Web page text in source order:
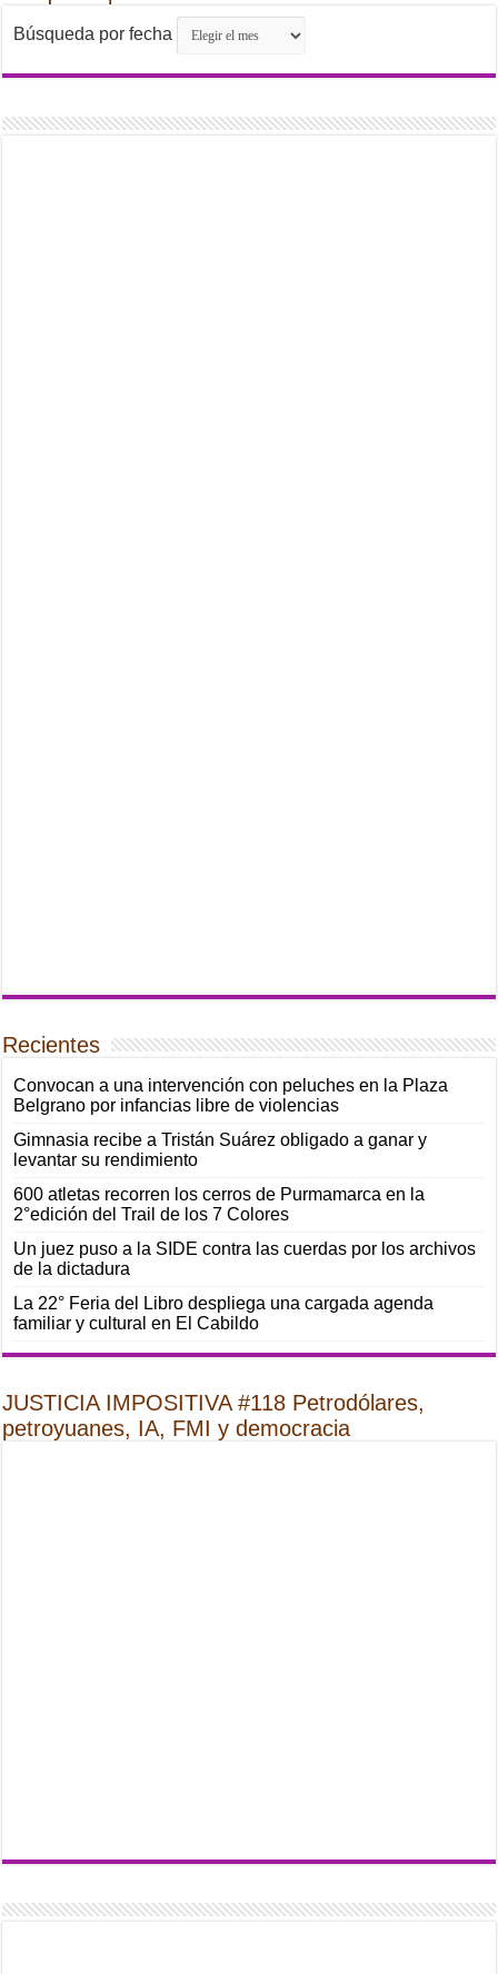
Búsqueda por fecha
Recientes
Convocan a una intervención con peluches en la Plaza
Belgrano por infancias libre de violencias
Gimnasia recibe a Tristán Suárez obligado a ganar y
levantar su rendimiento
600 atletas recorren los cerros de Purmamarca en la
2°edición del Trail de los 7 Colores
Un juez puso a la SIDE contra las cuerdas por los archivos
de la dictadura
La 22° Feria del Libro despliega una cargada agenda
familiar y cultural en El Cabildo
JUSTICIA IMPOSITIVA #118 Petrodólares,
petroyuanes, IA, FMI y democracia